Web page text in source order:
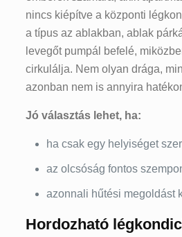
nincs kiépítve a központi
a típus az ablakban, ablak
levegőt pumpál befelé,
cirkulálja. Nem olyan drága,
azonban nem is annyira
Jó választás lehet, ha:
ha csak egy helyiséget
az olcsóság fontos
azonnali hűtési megoldást
Hordozható